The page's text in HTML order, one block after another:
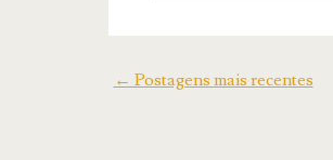
← Postagens mais recentes